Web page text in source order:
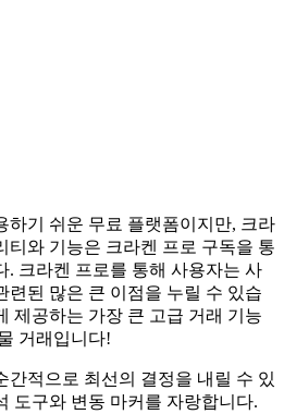
하기 쉬운 무료 플랫폼이지만, 크라
티와 기능은 크라켄 프로 구독을 통
. 크라켄 프로를 통해 사용자는 사
련된 많은 큰 이점을 누릴 수 있습
제공하는 가장 큰 고급 거래 기능
거래입니다!
간적으로 최선의 결정을 내릴 수 있
도구와 변동 마커를 자랑합니다.